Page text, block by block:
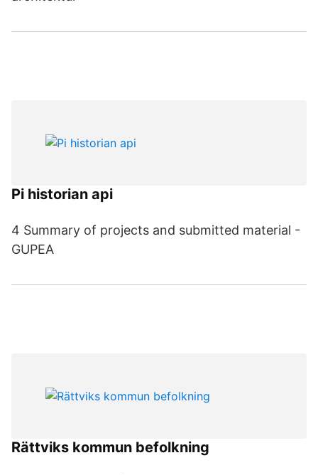
Pi historian api
4 Summary of projects and submitted material -
GUPEA
Rättviks kommun befolkning